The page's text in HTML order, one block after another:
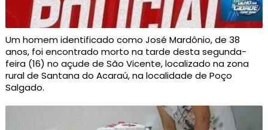
Um homem identificado como José Mardônio, de 38
anos, foi encontrado morto na tarde desta segunda-
feira (16) no açude de São Vicente, localizado na zona
rural de Santana do Acaraú, na localidade de Poço
Salgado.